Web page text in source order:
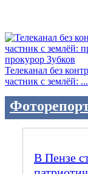
Телеканал без
частник с землёй: ...
В Пензе